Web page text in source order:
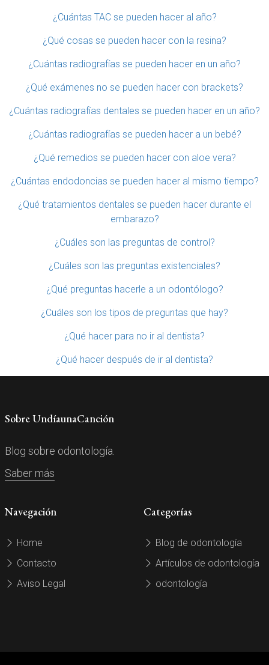
¿Cuántas TAC se pueden hacer al año?
¿Qué cosas se pueden hacer con la resina?
¿Cuántas radiografías se pueden hacer en un año?
¿Qué exámenes no se pueden hacer con brackets?
¿Cuántas radiografías dentales se pueden hacer en un año?
¿Cuántas radiografías se pueden hacer a un bebé?
¿Qué remedios se pueden hacer con aloe vera?
¿Cuántas endodoncias se pueden hacer al mismo tiempo?
¿Qué tratamientos dentales se pueden hacer durante el
embarazo?
¿Cuáles son las preguntas de control?
¿Cuáles son las preguntas existenciales?
¿Qué preguntas hacerle a un odontólogo?
¿Cuáles son los tipos de preguntas que hay?
¿Qué hacer para no ir al dentista?
¿Qué hacer después de ir al dentista?
Sobre UndíaunaCanción
Blog sobre odontología.
Saber más
Navegación
Home
Contacto
Aviso Legal
Categorías
Blog de odontología
Artículos de odontología
odontología